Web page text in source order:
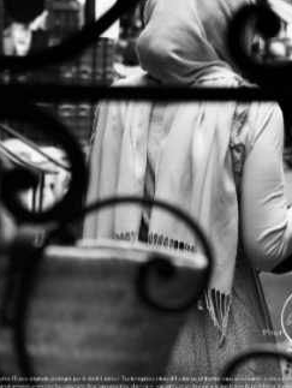
@esther’elle’photographie